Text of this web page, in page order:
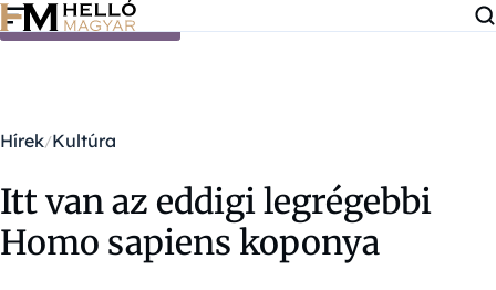
Ugrás a tartalomra
Hírek Kultúra
Itt van az eddigi legrégebbi
Homo sapiens koponya